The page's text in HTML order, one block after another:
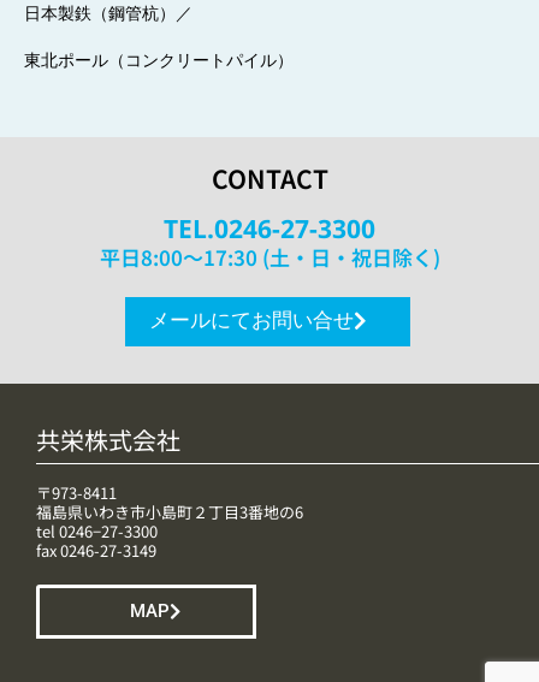
日本製鉄（鋼管杭）／
東北ポール（コンクリートパイル）
CONTACT
TEL.0246-27-3300
平日8:00〜17:30 (土・日・祝日除く)
メールにてお問い合せ
共栄株式会社
〒973-8411
福島県いわき市小島町２丁目3番地の6
tel 0246−27-3300
fax 0246-27-3149
MAP